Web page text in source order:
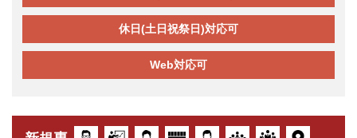
休日(土日祝祭日)対応可
Web対応可